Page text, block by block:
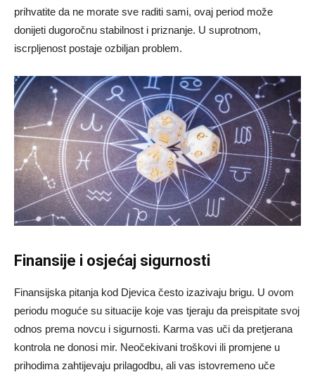
prihvatite da ne morate sve raditi sami, ovaj period može
donijeti dugoročnu stabilnost i priznanje. U suprotnom,
iscrpljenost postaje ozbiljan problem.
Finansije i osjećaj sigurnosti
Finansijska pitanja kod Djevica često izazivaju brigu. U ovom
periodu moguće su situacije koje vas tjeraju da preispitate svoj
odnos prema novcu i sigurnosti. Karma vas uči da pretjerana
kontrola ne donosi mir. Neočekivani troškovi ili promjene u
prihodima zahtijevaju prilagodbu, ali vas istovremeno uče